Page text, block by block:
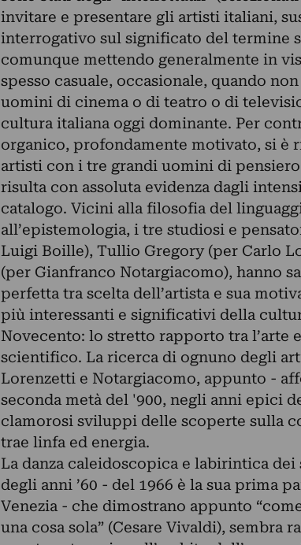
invitare e presentare gli artisti italiani,
interrogativo sul significato del termine
comunque mettendo generalmente in
spesso casuale, occasionale, quando
uomini di cinema o di teatro o di
cultura italiana oggi dominante. Per
organico, profondamente motivato, si
artisti con i tre grandi uomini di
risulta con assoluta evidenza dagli
catalogo. Vicini alla filosofia del
all’epistemologia, i tre studiosi e
Luigi Boille), Tullio Gregory (per Carlo
(per Gianfranco Notargiacomo), hanno
perfetta tra scelta dell’artista e sua
più interessanti e significativi della
Novecento: lo stretto rapporto tra l’arte
scientifico. La ricerca di ognuno degli
Lorenzetti e Notargiacomo, appunto -
seconda metà del '900, negli anni epici
clamorosi sviluppi delle scoperte sulla
trae linfa ed energia.
La danza caleidoscopica e labirintica
degli anni ’60 - del 1966 è la sua prima
Venezia - che dimostrano appunto
una cosa sola” (Cesare Vivaldi), sembra